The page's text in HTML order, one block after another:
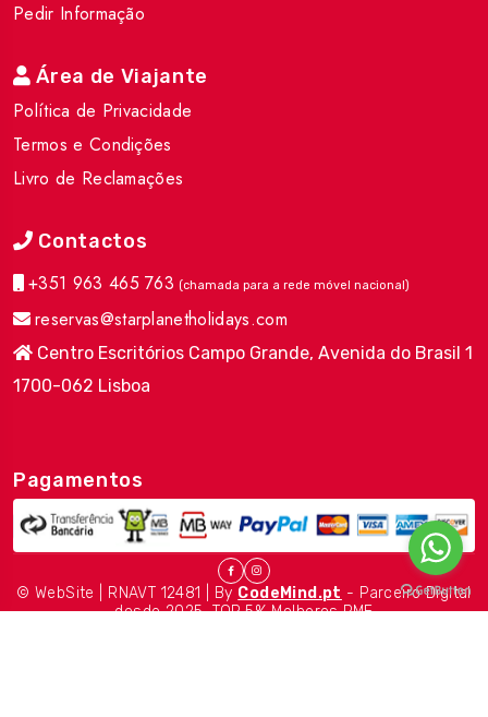
Pedir Informação
Área de Viajante
Política de Privacidade
Termos e Condições
Livro de Reclamações
Contactos
+351 963 465 763 (chamada para a rede móvel nacional)
reservas@starplanetholidays.com
Centro Escritórios Campo Grande, Avenida do Brasil 1
1700-062 Lisboa
Pagamentos
© WebSite | RNAVT 12481 | By CodeMind.pt - Parceiro Digital
desde 2025. TOP 5% Melhores PME